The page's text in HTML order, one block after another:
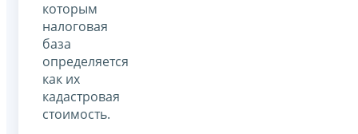
которым
налоговая
база
определяется
как их
кадастровая
стоимость.